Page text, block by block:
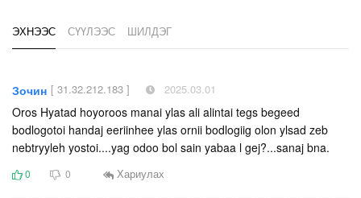
ЭХНЭЭС СҮҮЛЭЭС ШИЛДЭГ
Зочин [ 31.32.212.183 ] 2025.03.01
Oros Hyatad hoyoroos manai ylas ali alintai tegs begeed
bodlogotoi handaj eeriinhee ylas ornii bodlogiig olon ylsad zeb
nebtryyleh yostoi....yag odoo bol sain yabaa l gej?...sanaj bna.
0 0 Хариулах